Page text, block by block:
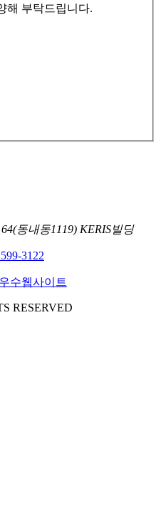
해 부탁드립니다.
동내동1119) KERIS빌딩
3122
RESERVED